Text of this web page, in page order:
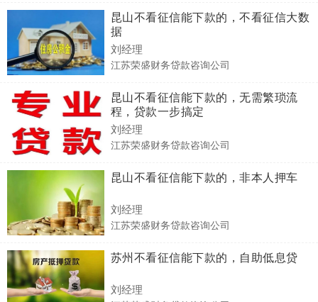
昆山不看征信能下款的，不看征信大数
据
刘经理
江苏荣盛财务贷款咨询公司
昆山不看征信能下款的，无需繁琐流
程，贷款一步搞定
刘经理
江苏荣盛财务贷款咨询公司
昆山不看征信能下款的，非本人押车
刘经理
江苏荣盛财务贷款咨询公司
苏州不看征信能下款的，自助低息贷
刘经理